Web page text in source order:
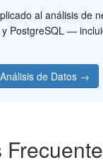
al análisis de
PostgreSQL —
de Datos →